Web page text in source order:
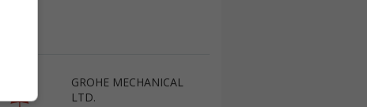
GROHE MECHANICAL
LTD.